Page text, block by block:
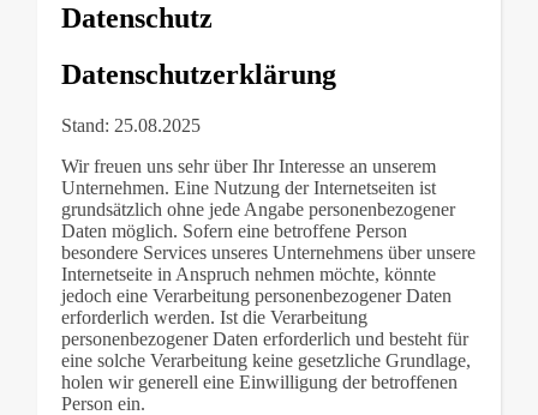
Datenschutz
Datenschutzerklärung
Stand: 25.08.2025
Wir freuen uns sehr über Ihr Interesse an unserem
Unternehmen. Eine Nutzung der Internetseiten ist
grundsätzlich ohne jede Angabe personenbezogener
Daten möglich. Sofern eine betroffene Person
besondere Services unseres Unternehmens über unsere
Internetseite in Anspruch nehmen möchte, könnte
jedoch eine Verarbeitung personenbezogener Daten
erforderlich werden. Ist die Verarbeitung
personenbezogener Daten erforderlich und besteht für
eine solche Verarbeitung keine gesetzliche Grundlage,
holen wir generell eine Einwilligung der betroffenen
Person ein.